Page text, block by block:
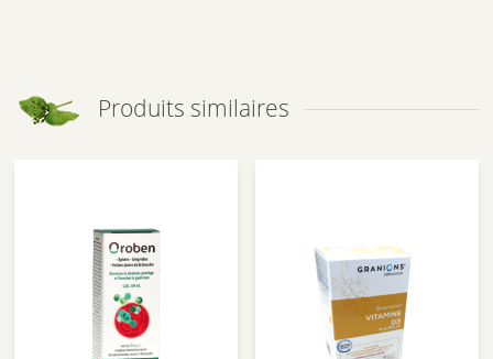
Produits similaires